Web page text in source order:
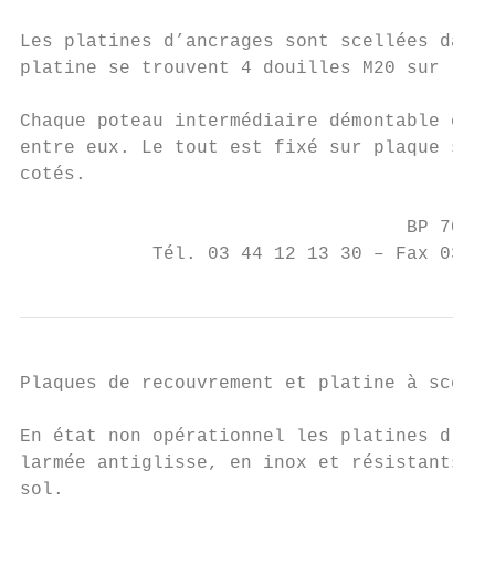
Les platines d’ancrages sont scellées
platine se trouvent 4 douilles M20 sur
Chaque poteau intermédiaire démontable
entre eux. Le tout est fixé sur plaque
cotés.
BP
Tél. 03 44 12 13 30 – Fax 03
Plaques de recouvrement et platine à
En état non opérationnel les platines
larmée antiglisse, en inox et résistants
sol.